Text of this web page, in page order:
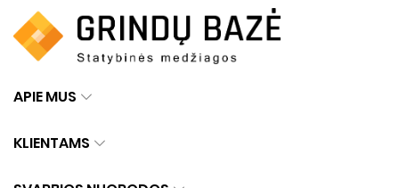
APIE MUS
KLIENTAMS